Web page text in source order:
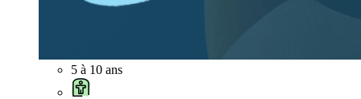
5 à 10 ans